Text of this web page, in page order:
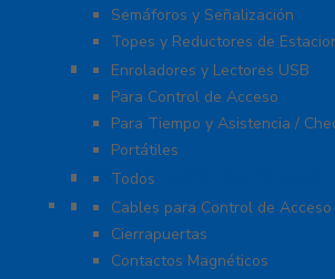
Semáforos y Señalización
Topes y Reductores de
Biométricos
Enroladores y Lectores USB
Para Control de Acceso
Para Tiempo y Asistencia /
Portátiles
Administración de Hoteles
Todos
Accesorios
Cables para Control de Acceso
Cierrapuertas
Contactos Magnéticos